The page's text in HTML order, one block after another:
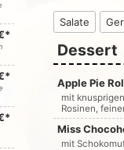
Salate
Dessert
Apple Pie
mit
Rosinen,
Miss
mit